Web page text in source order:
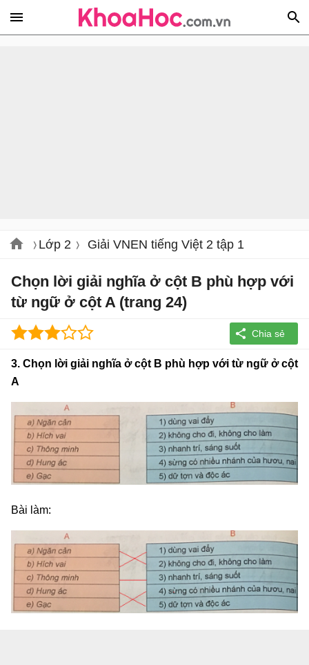
Lớp 2 Giải VNEN tiếng Việt 2 tập 1
Chọn lời giải nghĩa ở cột B phù hợp với
từ ngữ ở cột A (trang 24)
3. Chọn lời giải nghĩa ở cột B phù hợp với từ ngữ ở cột
A
Bài làm: